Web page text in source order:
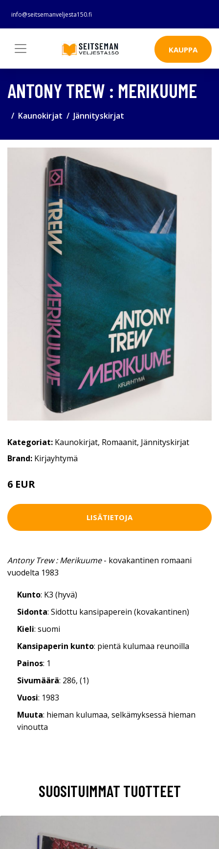
info@seitsemanveljesta150.fi
KAUPPA
ANTONY TREW : MERIKUUME
Kaunokirjat Jännityskirjat
Kategoriat: Kaunokirjat, Romaanit, Jännityskirjat
Brand: Kirjayhtymä
6 EUR
LISÄTIETOJA
Antony Trew : Merikuume- kovakantinen romaani
vuodelta 1983
Kunto: K3 (hyvä)
Sidonta: Sidottu kansipaperein (kovakantinen)
Kieli: suomi
Kansipaperin kunto: pientä kulumaa reunoilla
Painos: 1
Sivumäärä: 286, (1)
Vuosi: 1983
Muuta: hieman kulumaa, selkämyksessä hieman
vinoutta
SUOSITUIMMAT TUOTTEET